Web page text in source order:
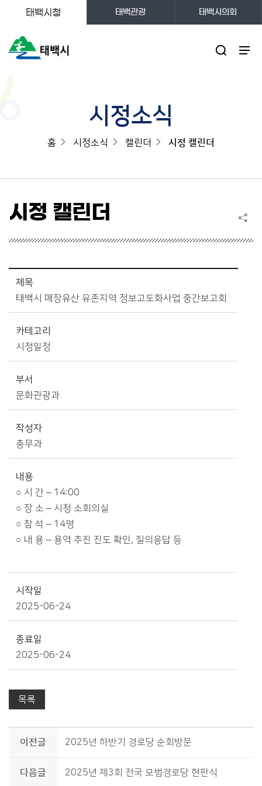
태백시청 태백관광 태백시의회
시정소식
홈 시정소식 캘린더 시정 캘린더
시정 캘린더
제목
태백시 매장유산 유존지역 정보고도화사업 중간보고회
카테고리
시정일정
부서
문화관광과
작성자
총무과
내용
○ 시 간 – 14:00
○ 장 소 – 시청 소회의실
○ 참 석 – 14명
○ 내 용 – 용역 추진 진도 확인, 질의응답 등
시작일
2025-06-24
종료일
2025-06-24
목록
이전글 2025년 하반기 경로당 순회방문
다음글 2025년 제3회 전국 모범경로당 현판식